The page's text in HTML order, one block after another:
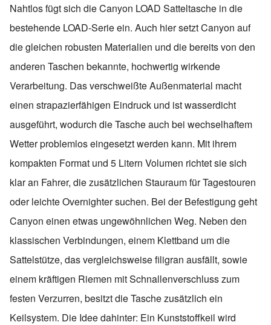
Nahtlos fügt sich die Canyon LOAD Satteltasche in die
bestehende LOAD-Serie ein. Auch hier setztCanyon auf
die gleichen robusten Materialien und die bereits von den
anderen Taschen bekannte, hochwertig wirkende
Verarbeitung. Das verschweißte Außenmaterial macht
einen strapazierfähigen Eindruck und ist wasserdicht
ausgeführt, wodurch die Tasche auch bei wechselhaftem
Wetter problemlos eingesetzt werden kann. Mit ihrem
kompakten Format und 5 Litern Volumen richtet sie sich
klar an Fahrer, die zusätzlichen Stauraum für Tagestouren
oder leichte Overnighter suchen. Bei der Befestigung geht
Canyon einen etwas ungewöhnlichen Weg. Neben den
klassischen Verbindungen, einem Klettband um die
Sattelstütze, das vergleichsweise filigran ausfällt, sowie
einem kräftigen Riemen mit Schnallenverschluss zum
festen Verzurren, besitzt die Tasche zusätzlich ein
Keilsystem. Die Idee dahinter: Ein Kunststoffkeil wird